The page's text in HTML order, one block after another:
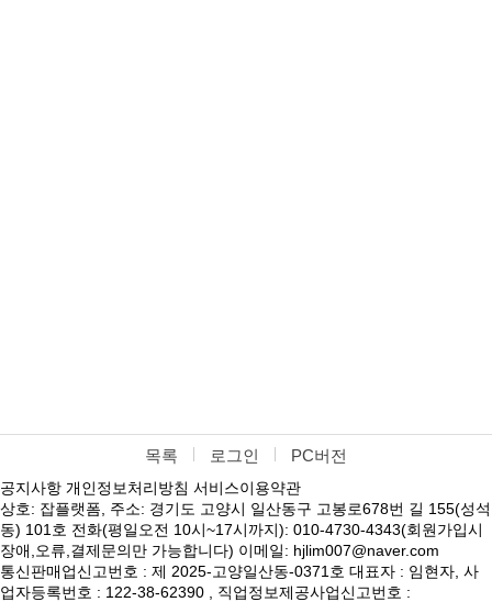
목록 로그인 PC버전
공지사항 개인정보처리방침 서비스이용약관
상호: 잡플랫폼, 주소: 경기도 고양시 일산동구 고봉로678번 길 155(성석
동) 101호 전화(평일오전 10시~17시까지): 010-4730-4343(회원가입시
장애,오류,결제문의만 가능합니다) 이메일: hjlim007@naver.com
통신판매업신고번호 : 제 2025-고양일산동-0371호 대표자 : 임현자, 사
업자등록번호 : 122-38-62390 , 직업정보제공사업신고번호 :